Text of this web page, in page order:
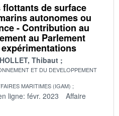
flottants de surface
autonomes ou
- Contribution au
au Parlement
Thibaut
ET DU DEVELOPPEMENT
MARITIMES (IGAM)
ligne: févr. 2023
Affaire